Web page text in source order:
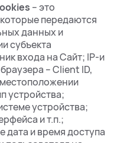
– это
передаются
данных и
субъекта
входа на Сайт; IP-и
– Client ID,
устройства;
устройства;
и т.п.;
дата и время доступа